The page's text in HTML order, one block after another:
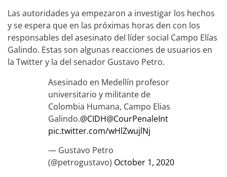
Las autoridades ya empezaron a investigar los hechos
y se espera que en las próximas horas den con los
responsables del asesinato del líder social Campo Elías
Galindo. Estas son algunas reacciones de usuarios en
la Twitter y la del senador Gustavo Petro.
Asesinado en Medellín profesor
universitario y militante de
Colombia Humana, Campo Elias
Galindo.@CIDH@CourPenaleInt
pic.twitter.com/wHlZwujlNj
— Gustavo Petro
(@petrogustavo) October 1, 2020